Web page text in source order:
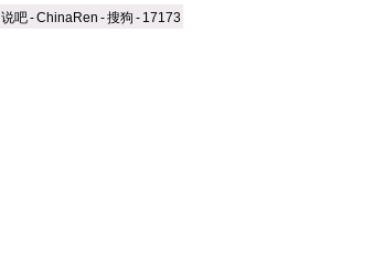
说吧-ChinaRen -搜狗 - 17173